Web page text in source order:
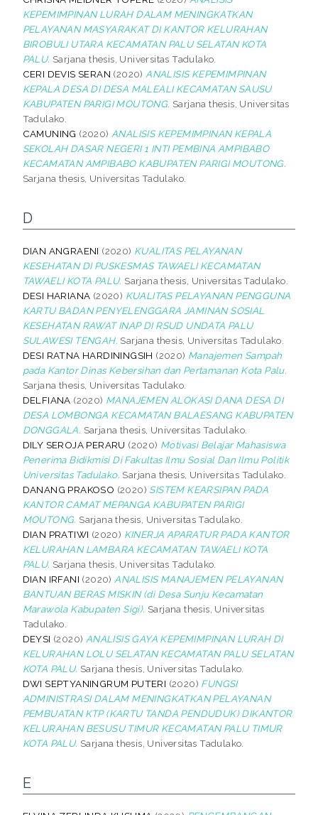
KEPEMIMPINAN LURAH DALAM MENINGKATKAN
PELAYANAN MASYARAKAT DI KANTOR KELURAHAN
BIROBULI UTARA KECAMATAN PALU SELATAN KOTA
PALU. Sarjana thesis, Universitas Tadulako.
CERI DEVIS SERAN (2020) ANALISIS KEPEMIMPINAN
KEPALA DESA DI DESA MALEALI KECAMATAN SAUSU
KABUPATEN PARIGI MOUTONG. Sarjana thesis, Universitas
Tadulako.
CAMUNING (2020) ANALISIS KEPEMIMPINAN KEPALA
SEKOLAH DASAR NEGERI 1 INTI PEMBINA AMPIBABO
KECAMATAN AMPIBABO KABUPATEN PARIGI MOUTONG.
Sarjana thesis, Universitas Tadulako.
D
DIAN ANGRAENI (2020) KUALITAS PELAYANAN
KESEHATAN DI PUSKESMAS TAWAELI KECAMATAN
TAWAELI KOTA PALU. Sarjana thesis, Universitas Tadulako.
DESI HARIANA (2020) KUALITAS PELAYANAN PENGGUNA
KARTU BADAN PENYELENGGARA JAMINAN SOSIAL
KESEHATAN RAWAT INAP DI RSUD UNDATA PALU
SULAWESI TENGAH. Sarjana thesis, Universitas Tadulako.
DESI RATNA HARDININGSIH (2020) Manajemen Sampah
pada Kantor Dinas Kebersihan dan Pertamanan Kota Palu.
Sarjana thesis, Universitas Tadulako.
DELFIANA (2020) MANAJEMEN ALOKASI DANA DESA DI
DESA LOMBONGA KECAMATAN BALAESANG KABUPATEN
DONGGALA. Sarjana thesis, Universitas Tadulako.
DILY SEROJA PERARU (2020) Motivasi Belajar Mahasiswa
Penerima Bidikmisi Di Fakultas Ilmu Sosial Dan Ilmu Politik
Universitas Tadulako. Sarjana thesis, Universitas Tadulako.
DANANG PRAKOSO (2020) SISTEM KEARSIPAN PADA
KANTOR CAMAT MEPANGA KABUPATEN PARIGI
MOUTONG. Sarjana thesis, Universitas Tadulako.
DIAN PRATIWI (2020) KINERJA APARATUR PADA KANTOR
KELURAHAN LAMBARA KECAMATAN TAWAELI KOTA
PALU. Sarjana thesis, Universitas Tadulako.
DIAN IRFANI (2020) ANALISIS MANAJEMEN PELAYANAN
BANTUAN BERAS MISKIN (di Desa Sunju Kecamatan
Marawola Kabupaten Sigi). Sarjana thesis, Universitas
Tadulako.
DEYSI (2020) ANALISIS GAYA KEPEMIMPINAN LURAH DI
KELURAHAN LOLU SELATAN KECAMATAN PALU SELATAN
KOTA PALU. Sarjana thesis, Universitas Tadulako.
DWI SEPTYANINGRUM PUTERI (2020) FUNGSI
ADMINISTRASI DALAM MENINGKATKAN PELAYANAN
PEMBUATAN KTP (KARTU TANDA PENDUDUK) DIKANTOR
KELURAHAN BESUSU TIMUR KECAMATAN PALU TIMUR
KOTA PALU. Sarjana thesis, Universitas Tadulako.
E